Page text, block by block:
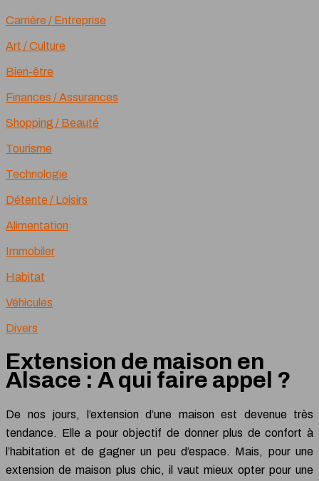
Carrière / Entreprise
Art / Culture
Bien-être
Finances / Assurances
Shopping / Beauté
Tourisme
Technologie
Détente / Loisirs
Alimentation
Immobiler
Habitat
Véhicules
Divers
Extension de maison en
Alsace : A qui faire appel ?
De nos jours, l’extension d’une maison est devenue très
tendance. Elle a pour objectif de donner plus de confort à
l’habitation et de gagner un peu d’espace. Mais, pour une
extension de maison plus chic, il vaut mieux opter pour une